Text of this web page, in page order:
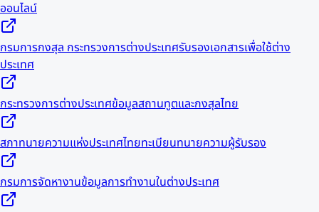
ออนไลน์
กรมการกงสุล กระทรวงการต่างประเทศรับรองเอกสารเพื่อใช้ต่าง
ประเทศ
กระทรวงการต่างประเทศข้อมูลสถานทูตและกงสุลไทย
สภาทนายความแห่งประเทศไทยทะเบียนทนายความผู้รับรอง
กรมการจัดหางานข้อมูลการทำงานในต่างประเทศ